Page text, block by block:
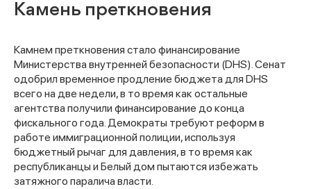
Камень преткновения
Камнем преткновения стало финансирование
Министерства внутренней безопасности (DHS). Сенат
одобрил временное продление бюджета для DHS
всего на две недели, в то время как остальные
агентства получили финансирование до конца
фискального года. Демократы требуют реформ в
работе иммиграционной полиции, используя
бюджетный рычаг для давления, в то время как
республиканцы и Белый дом пытаются избежать
затяжного паралича власти.